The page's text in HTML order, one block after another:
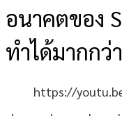
อนาคตของ
ทำได้มากกว่า
https://